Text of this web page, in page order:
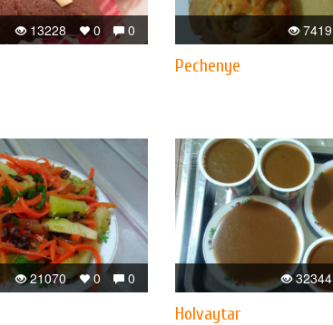
0
0
13228 7419
Pechenye
0
0
21070 32344
Holvaytar